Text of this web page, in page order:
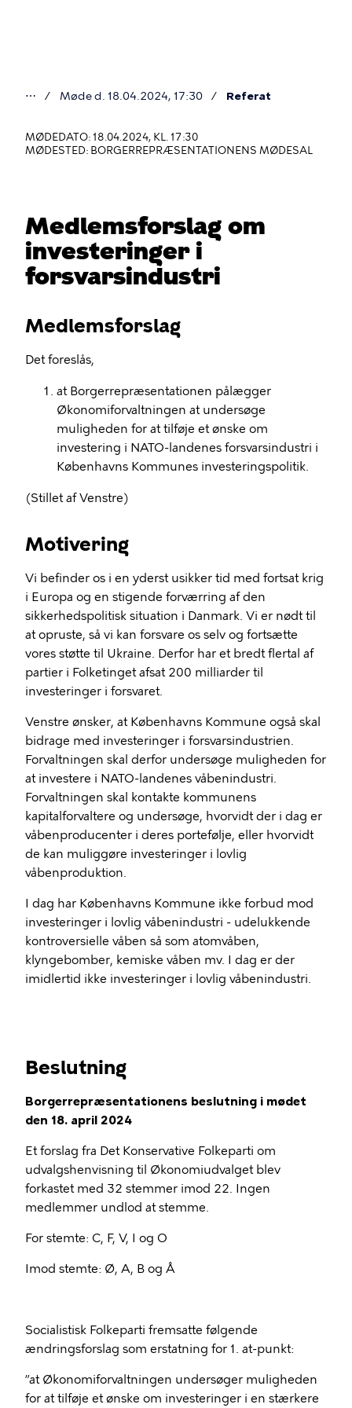
er
her
⋯ Møde d. 18.04.2024, 17:30 Referat
MØDEDATO: 18.04.2024, KL. 17:30
MØDESTED: BORGERREPRÆSENTATIONENS MØDESAL
Medlemsforslag om
investeringer i
forsvarsindustri
Medlemsforslag
Det foreslås,
at Borgerrepræsentationen pålægger
Økonomiforvaltningen at undersøge
muligheden for at tilføje et ønske om
investering i NATO-landenes forsvarsindustri i
Københavns Kommunes investeringspolitik.
(Stillet af Venstre)
Motivering
Vi befinder os i en yderst usikker tid med fortsat krig
i Europa og en stigende forværring af den
sikkerhedspolitisk situation i Danmark. Vi er nødt til
at opruste, så vi kan forsvare os selv og fortsætte
vores støtte til Ukraine. Derfor har et bredt flertal af
partier i Folketinget afsat 200 milliarder til
investeringer i forsvaret.
Venstre ønsker, at Københavns Kommune også skal
bidrage med investeringer i forsvarsindustrien.
Forvaltningen skal derfor undersøge muligheden for
at investere i NATO-landenes våbenindustri.
Forvaltningen skal kontakte kommunens
kapitalforvaltere og undersøge, hvorvidt der i dag er
våbenproducenter i deres portefølje, eller hvorvidt
de kan muliggøre investeringer i lovlig
våbenproduktion.
I dag har Københavns Kommune ikke forbud mod
investeringer i lovlig våbenindustri - udelukkende
kontroversielle våben så som atomvåben,
klyngebomber, kemiske våben mv. I dag er der
imidlertid ikke investeringer i lovlig våbenindustri.
Beslutning
Borgerrepræsentationens beslutning i mødet
den 18. april 2024
Et forslag fra Det Konservative Folkeparti om
udvalgshenvisning til Økonomiudvalget blev
forkastet med 32 stemmer imod 22. Ingen
medlemmer undlod at stemme.
For stemte: C, F, V, I og O
Imod stemte: Ø, A, B og Å
Socialistisk Folkeparti fremsatte følgende
ændringsforslag som erstatning for 1. at-punkt:
”at Økonomiforvaltningen undersøger muligheden
for at tilføje et ønske om investeringer i en stærkere